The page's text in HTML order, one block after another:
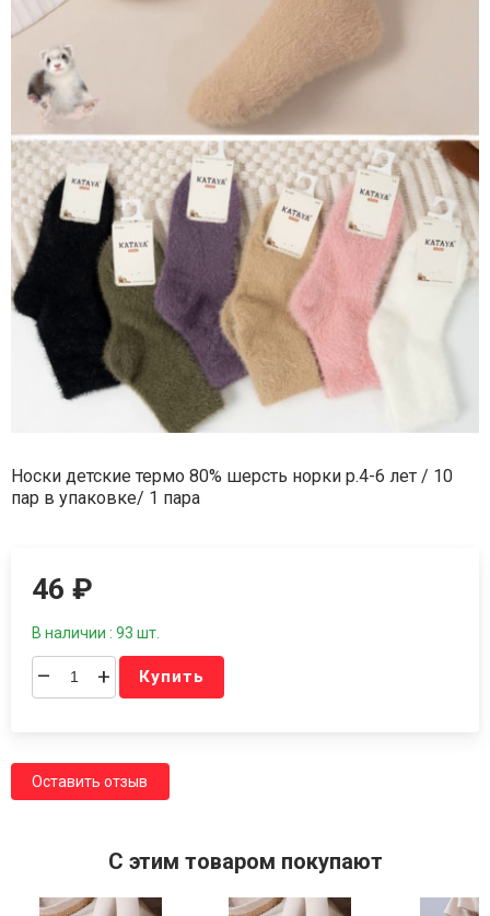
Носки детские термо 80% шерсть норки р.4-6 лет / 10
пар в упаковке/ 1 пара
46₽
В наличии : 93 шт.
– + Купить
Оставить отзыв
C этим товаром покупают